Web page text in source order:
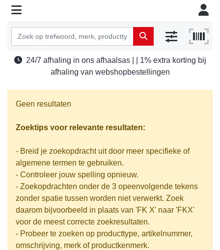
24/7 afhaling in ons afhaalsas | | 1% extra korting bij
afhaling van webshopbestellingen
Geen resultaten
Zoektips voor relevante resultaten:
- Breid je zoekopdracht uit door meer specifieke of
algemene termen te gebruiken.
- Controleer jouw spelling opnieuw.
- Zoekopdrachten onder de 3 opeenvolgende tekens
zonder spatie tussen worden niet verwerkt. Zoek
daarom bijvoorbeeld in plaats van 'FK X' naar 'FKX'
voor de meest correcte zoekresultaten.
- Probeer te zoeken op producttype, artikelnummer,
omschrijving, merk of productkenmerk.